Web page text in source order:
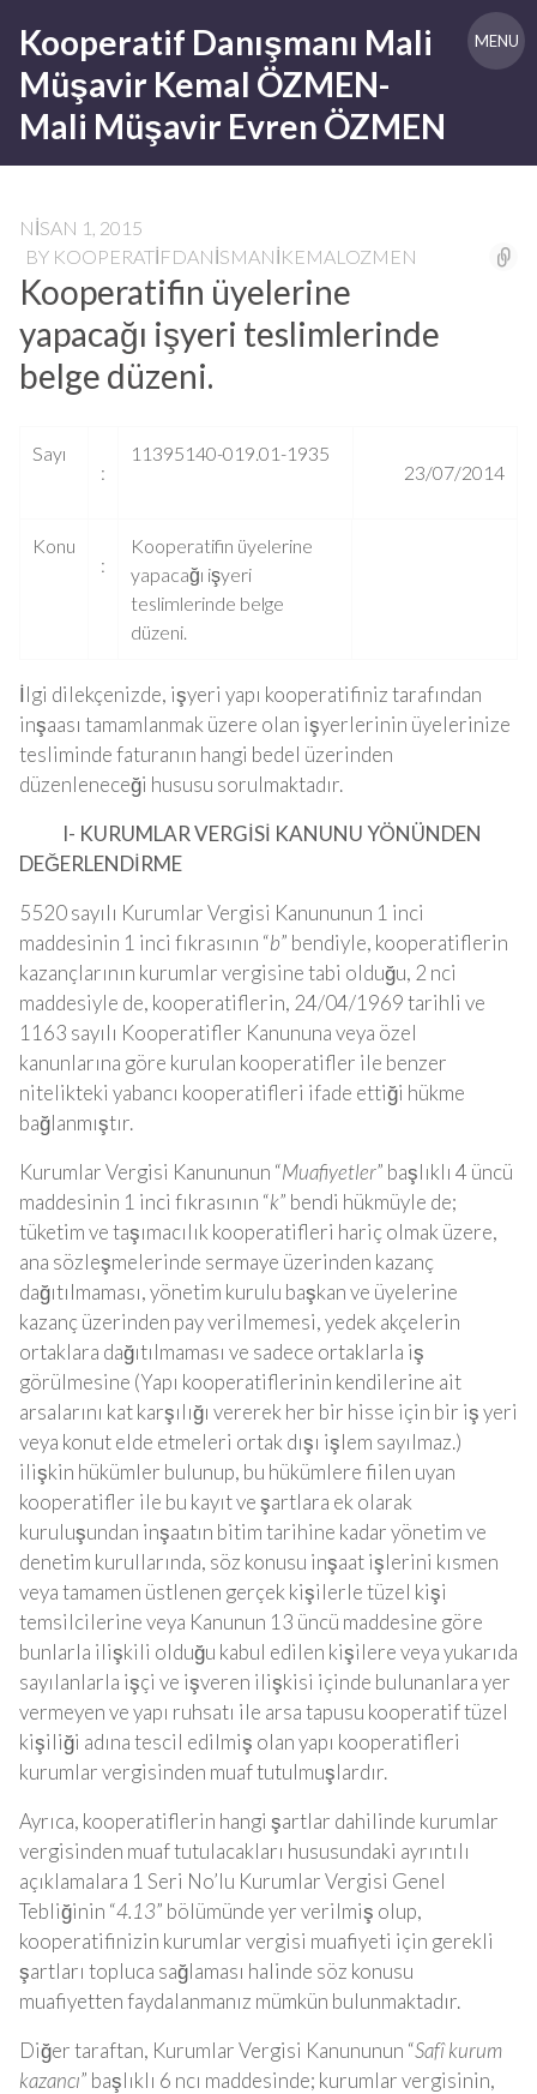
content
Kooperatif Danışmanı Mali
Müşavir Kemal ÖZMEN-
Mali Müşavir Evren ÖZMEN
MENU
NISAN 1, 2015
BY KOOPERATIFDANISMANIKEMALOZMEN
Kooperatifin üyelerine
yapacağı işyeri teslimlerinde
belge düzeni.
Sayı
:
11395140-019.01-1935
23/07/2014
Konu
:
Kooperatifin üyelerine
yapacağı işyeri
teslimlerinde belge
düzeni.
İlgi dilekçenizde, işyeri yapı kooperatifiniz tarafından
inşaası tamamlanmak üzere olan işyerlerinin üyelerinize
tesliminde faturanın hangi bedel üzerinden
düzenleneceği hususu sorulmaktadır.
I- KURUMLAR VERGİSİ KANUNU YÖNÜNDEN
DEĞERLENDİRME
5520 sayılı Kurumlar Vergisi Kanununun 1 inci
maddesinin 1 inci fıkrasının “b” bendiyle, kooperatiflerin
kazançlarının kurumlar vergisine tabi olduğu, 2 nci
maddesiyle de, kooperatiflerin, 24/04/1969 tarihli ve
1163 sayılı Kooperatifler Kanununa veya özel
kanunlarına göre kurulan kooperatifler ile benzer
nitelikteki yabancı kooperatifleri ifade ettiği hükme
bağlanmıştır.
Kurumlar Vergisi Kanununun “Muafiyetler” başlıklı 4 üncü
maddesinin 1 inci fıkrasının “k” bendi hükmüyle de;
tüketim ve taşımacılık kooperatifleri hariç olmak üzere,
ana sözleşmelerinde sermaye üzerinden kazanç
dağıtılmaması, yönetim kurulu başkan ve üyelerine
kazanç üzerinden pay verilmemesi, yedek akçelerin
ortaklara dağıtılmaması ve sadece ortaklarla iş
görülmesine (Yapı kooperatiflerinin kendilerine ait
arsalarını kat karşılığı vererek her bir hisse için bir iş yeri
veya konut elde etmeleri ortak dışı işlem sayılmaz.)
ilişkin hükümler bulunup, bu hükümlere fiilen uyan
kooperatifler ile bu kayıt ve şartlara ek olarak
kuruluşundan inşaatın bitim tarihine kadar yönetim ve
denetim kurullarında, söz konusu inşaat işlerini kısmen
veya tamamen üstlenen gerçek kişilerle tüzel kişi
temsilcilerine veya Kanunun 13 üncü maddesine göre
bunlarla ilişkili olduğu kabul edilen kişilere veya yukarıda
sayılanlarla işçi ve işveren ilişkisi içinde bulunanlara yer
vermeyen ve yapı ruhsatı ile arsa tapusu kooperatif tüzel
kişiliği adına tescil edilmiş olan yapı kooperatifleri
kurumlar vergisinden muaf tutulmuşlardır.
Ayrıca, kooperatiflerin hangi şartlar dahilinde kurumlar
vergisinden muaf tutulacakları hususundaki ayrıntılı
açıklamalara 1 Seri No’lu Kurumlar Vergisi Genel
Tebliğinin “4.13” bölümünde yer verilmiş olup,
kooperatifinizin kurumlar vergisi muafiyeti için gerekli
şartları topluca sağlaması halinde söz konusu
muafiyetten faydalanmanız mümkün bulunmaktadır.
Diğer taraftan, Kurumlar Vergisi Kanununun “Safî kurum
kazancı” başlıklı 6 ncı maddesinde; kurumlar vergisinin,